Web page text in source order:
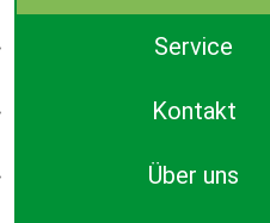
Service
Kontakt
Über uns